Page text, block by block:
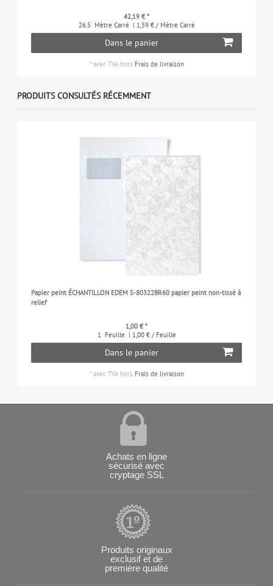
42,19 € *
26.5 Mètre Carré | 1,59 € / Mètre Carré
Dans le panier
*avec TVAhors Frais de livraison
PRODUITS CONSULTÉS RÉCEMMENT
Papier peint ÉCHANTILLON EDEM S-80322BR60 papier peint non-tissé à
relief
1,00 € *
1 Feuille | 1,00 € / Feuille
Dans le panier
*avec TVAhors Frais de livraison
Achats en ligne
sécurisé avec
cryptage SSL
Produits originaux
exclusif et de
première qualité